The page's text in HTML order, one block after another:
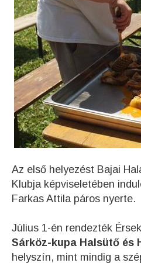
Az első helyezést Bajai
Klubja képviseletében
Farkas Attila páros nyerte.
Július 1-én rendezték
Sárköz-kupa Halsütő és
helyszín, mint mindig a